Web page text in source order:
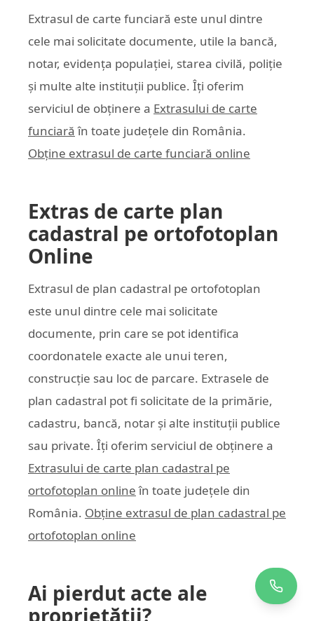
Extrasul de carte funciară este unul dintre
cele mai solicitate documente, utile la bancă,
notar, evidența populației, starea civilă, poliție
și multe alte instituții publice. Îți oferim
serviciul de obținere a Extrasului de carte
funciară în toate județele din România.
Obține extrasul de carte funciară online
Extras de carte plan
cadastral pe ortofotoplan
Online
Extrasul de plan cadastral pe ortofotoplan
este unul dintre cele mai solicitate
documente, prin care se pot identifica
coordonatele exacte ale unui teren,
construcție sau loc de parcare. Extrasele de
plan cadastral pot fi solicitate de la primărie,
cadastru, bancă, notar și alte instituții publice
sau private. Îți oferim serviciul de obținere a
Extrasului de carte plan cadastral pe
ortofotoplan online în toate județele din
România. Obține extrasul de plan cadastral pe
ortofotoplan online
Ai pierdut acte ale
proprietății?